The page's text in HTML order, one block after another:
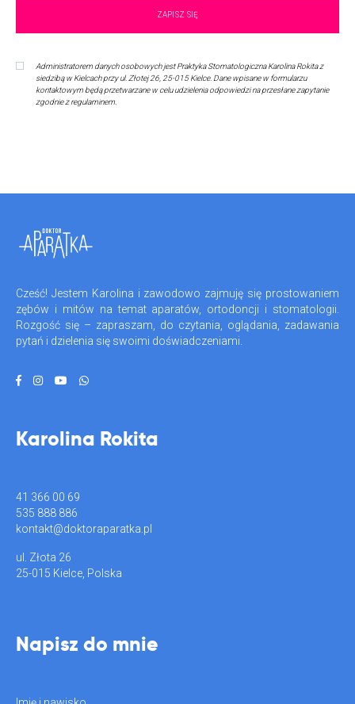
Administratorem danych osobowych jest Praktyka Stomatologiczna Karolina Rokita z
siedzibą w Kielcach przy ul. Złotej 26, 25-015 Kielce. Dane wpisane w formularzu
kontaktowym będą przetwarzane w celu udzielenia odpowiedzi na przesłane zapytanie
zgodnie z regulaminem.
Cześć! Jestem Karolina i zawodowo zajmuję się prostowaniem
zębów i mitów na temat aparatów, ortodoncji i stomatologii.
Rozgość się – zapraszam, do czytania, oglądania, zadawania
pytań i dzielenia się swoimi doświadczeniami.
Karolina Rokita
41 366 00 69
535 888 886
kontakt@doktoraparatka.pl
ul. Złota 26
25-015 Kielce, Polska
Napisz do mnie